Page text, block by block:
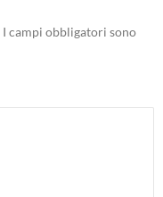
I campi obbligatori sono